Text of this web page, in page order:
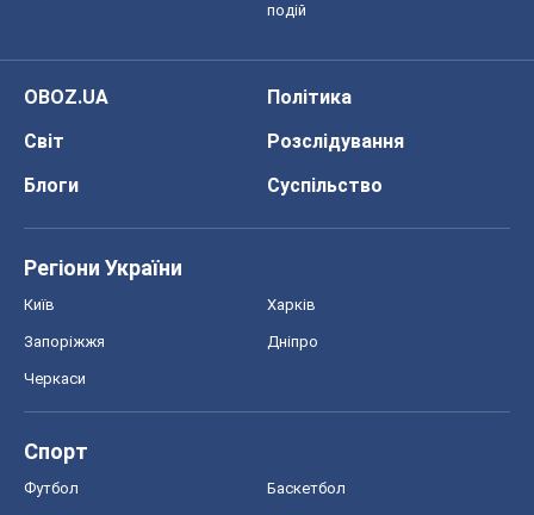
подій
OBOZ.UA
Політика
Світ
Розслідування
Блоги
Суспільство
Регіони України
Київ Харків
Запоріжжя Дніпро
Черкаси
Спорт
Футбол Баскетбол